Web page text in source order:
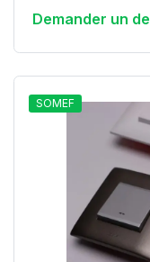
Demander un
SOMEF